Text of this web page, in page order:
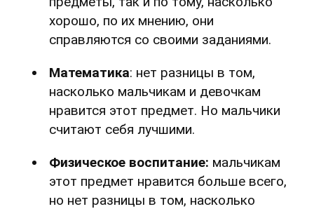
хорошо, по их мнению, они
справляются со своими заданиями.
Математика: нет разницы в том,
насколько мальчикам и девочкам
нравится этот предмет. Но мальчики
считают себя лучшими.
Физическое воспитание: мальчикам
этот предмет нравится больше всего,
но нет разницы в том, насколько